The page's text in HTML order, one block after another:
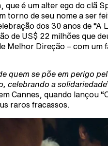
que é um alter ego do clã
torno de seu nome a ser
dos 30 anos de “A
de US$ 22 milhões que
Melhor Direção – com um
quem se põe em perigo
celebrando a solidariedade
em Cannes, quando lançou
raros fracassos.